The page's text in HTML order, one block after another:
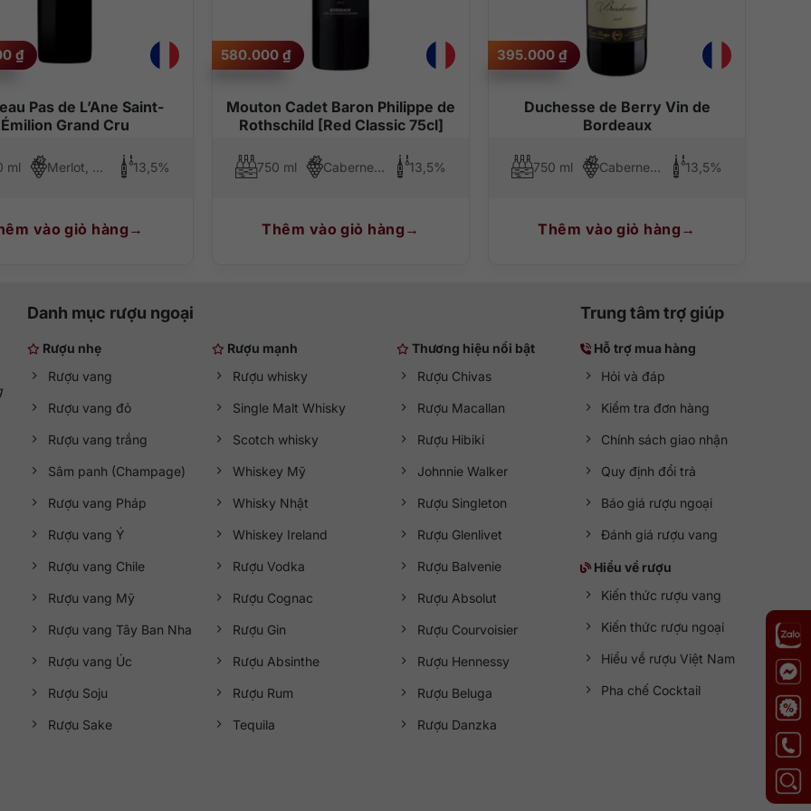
Langenberg Cru d’Alsace La Colline Rouge
Pas de L’Ane Saint-
Émilion Grand Cru
₫
ml Merlot, Cabernet Franc 13,5%
vào giỏ hàng
Mouton Cadet Baron Philippe de
Rothschild [Red Classic 75cl]
580.000 ₫
750 ml Cabernet Sauvignon, Merlot, Cabernet Franc 13,5%
Thêm vào giỏ hàng
Duchesse de Berry Vin de
Bordeaux
395.000 ₫
750 ml Cabernet Sauvignon, Merlot 13,5%
Thêm vào giỏ hàng
Danh mục rượu ngoại
Rượu nhẹ
Rượu vang
Rượu vang đỏ
Rượu vang trắng
Sâm panh (Champage)
Rượu vang Pháp
Rượu vang Ý
Rượu vang Chile
Rượu vang Mỹ
Rượu vang Tây Ban Nha
Rượu vang Úc
Rượu Soju
Rượu Sake
Rượu mạnh
Rượu whisky
Single Malt Whisky
Scotch whisky
Whiskey Mỹ
Whisky Nhật
Whiskey Ireland
Rượu Vodka
Rượu Cognac
Rượu Gin
Rượu Absinthe
Rượu Rum
Tequila
Thương hiệu nổi bật
Rượu Chivas
Rượu Macallan
Rượu Hibiki
Johnnie Walker
Rượu Singleton
Rượu Glenlivet
Rượu Balvenie
Rượu Absolut
Rượu Courvoisier
Rượu Hennessy
Rượu Beluga
Rượu Danzka
Trung tâm trợ giúp
Hỗ trợ mua hàng
Hỏi và đáp
Kiểm tra đơn hàng
Chính sách giao nhận
Quy định đổi trả
Báo giá rượu ngoại
Đánh giá rượu vang
Hiểu về rượu
Kiến thức rượu vang
Kiến thức rượu ngoại
Hiểu về rượu Việt Nam
Pha chế Cocktail